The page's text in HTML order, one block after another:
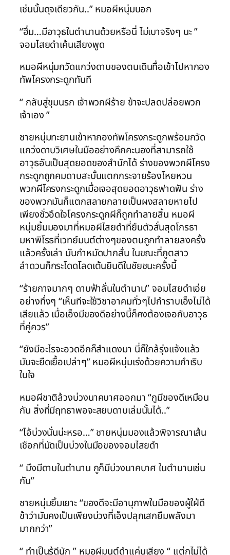
เช่นนั้นดุจเดียวกัน..” หมอผีหนุ่มบอก
“ฮึ่ม…มีอาวุธในตำนานด้วยหรือนี่ ไม่เบาจริงๆ นะ ”
จอมไสยดำเค้นเสียงพูด
หมอผีหนุ่มกวัดแกว่งดาบของตนเดินทื่อเข้าไปหากอง
ทัพโครงกระดูกทันที
“ กลับสู่ขุมนรก เจ้าพวกผีร้าย ข้าจะปลดปล่อยพวก
เจ้าเอง ”
ชายหนุ่มทะยานเข้าหากองทัพโครงกระดูกพร้อมกวัด
แกว่งดาบวิเศษในมืออย่างคึกคะนองที่สามารถใช้
อาวุธอันเป็นสุดยอดของสำนักได้ ร่างของพวกผีโครง
กระดูกถูกคมดาบสะบั้นแตกกระจายร้องโหยหวน
พวกผีโครงกระดูกเมื่อเจอสุดยอดอาวุธฟาดฟัน ร่าง
ของพวกมันก็แตกสลายกลายเป็นผงสลายหายไป
เพียงชั่วอึดใจโครงกระดูกผีก็ถูกทำลายสิ้น หมอผี
หนุ่มยิ้มมองมาที่หมอผีไสยดำที่ยืนตัวสั่นสุดโกรธา
มหาพิโรธที่เวทย์มนต์ต่างๆของตนถูกทำลายลงครั้ง
แล้วครั้งเล่า มันกำหมัดปากสั่น ในขณะที่ภูตสาว
ลำดวนก็กระโดดโลดเต้นยินดีในชัยชนะครั้งนี้
“ร้ายกาจมากๆ ดาบฟ้าลั่นในตำนาน” จอมไสยดำเอ่ย
อย่างทึ่งๆ “เห็นทีจะใช้วิชาอาคมทั่วๆไปกำราบเอ็งไม่ได้
เสียแล้ว เมื่อเอ็งมีของดีอย่างนี้ก็คงต้องเจอกับอาวุธ
ที่คู่ควร”
“ยังมีอะไรจะอวดอีกก็สำแดงมา นี่ก็ใกล้รุ่งแจ้งแล้ว
มันจะยืดเยื้อเปล่าๆ” หมอผีหนุ่มเร่งด้วยความกำเริบ
ในใจ
หมอผีชาติล้วงบ่วงนาคบาศออกมา “กูมีของดีเหมือน
กัน สิ่งที่มีฤทธาพอจะสยบดาบเล่มนั้นได้..”
“ไอ้บ่วงนั่นน่ะหรอ…” ชายหนุ่มมองแล้วพิจารณาเส้น
เชือกที่มัดเป็นบ่วงในมือของจอมไสยดำ
“ มึงมีดาบในตำนาน กูก็มีบ่วงนาคบาศ ในตำนานเช่น
กัน”
ชายหนุ่มยิ้มเยาะ “ของดีจะมีอานุภาพในมือของผู้ใฝ่ดี
ข้าว่ามันคงเป็นเพียงบ่วงที่เอ็งปลุกเสกยืมพลังมา
มากกว่า”
“ ทำเป็นรู้ดีนัก ” หมอผีมนต์ดำแค่นเสียง “ แต่กูไม่ได้